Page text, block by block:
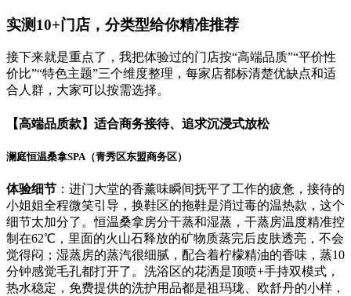
实测10+门店，分类型给你精准推荐
接下来就是重点了，我把体验过的门店按“高端品质”“平价性
价比”“特色主题”三个维度整理，每家店都标清楚优缺点和适
合人群，大家可以按需选择。
【高端品质款】适合商务接待、追求沉浸式放松
澜庭恒温桑拿SPA（青秀区东盟商务区）
体验细节 ：进门大堂的香薰味瞬间抚平了工作的疲惫，接待的
小姐姐全程微笑引导，换鞋区的拖鞋是消过毒的温热款，这个
细节太加分了。恒温桑拿房分干蒸和湿蒸，干蒸房温度精准控
制在62℃，里面的火山石释放的矿物质蒸完后皮肤透亮，不会
觉得闷；湿蒸房的蒸汽很细腻，配合着柠檬精油的香味，蒸10
分钟感觉毛孔都打开了。洗浴区的花洒是顶喷+手持双模式，
热水稳定，免费提供的洗护用品都是祖玛珑、欧舒丹的小样，